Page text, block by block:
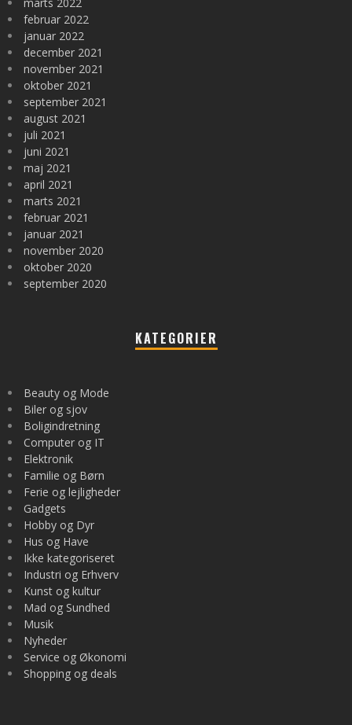
februar 2022
januar 2022
december 2021
november 2021
oktober 2021
september 2021
august 2021
juli 2021
juni 2021
maj 2021
april 2021
marts 2021
februar 2021
januar 2021
november 2020
oktober 2020
september 2020
KATEGORIER
Beauty og Mode
Biler og sjov
Boligindretning
Computer og IT
Elektronik
Familie og Børn
Ferie og lejligheder
Gadgets
Hobby og Dyr
Hus og Have
Ikke kategoriseret
Industri og Erhverv
Kunst og kultur
Mad og Sundhed
Musik
Nyheder
Service og Økonomi
Shopping og deals